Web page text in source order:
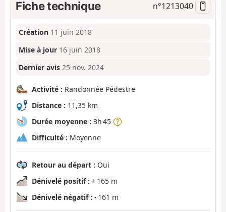
Fiche technique n°1213040
Création 11 juin 2018
Mise à jour 16 juin 2018
Dernier avis 25 nov. 2024
Activité : Randonnée Pédestre
Distance : 11,35 km
Durée moyenne : 3h 45
Difficulté : Moyenne
Retour au départ : Oui
Dénivelé positif : + 165 m
Dénivelé négatif : - 161 m